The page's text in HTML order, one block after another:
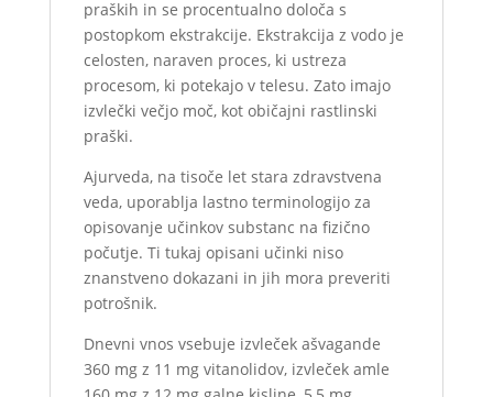
praških in se procentualno določa s
postopkom ekstrakcije. Ekstrakcija z vodo je
celosten, naraven proces, ki ustreza
procesom, ki potekajo v telesu. Zato imajo
izvlečki večjo moč, kot običajni rastlinski
praški.
Ajurveda, na tisoče let stara zdravstvena
veda, uporablja lastno terminologijo za
opisovanje učinkov substanc na fizično
počutje. Ti tukaj opisani učinki niso
znanstveno dokazani in jih mora preveriti
potrošnik.
Dnevni vnos vsebuje izvleček ašvagande
360 ​​mg z 11 mg vitanolidov, izvleček amle